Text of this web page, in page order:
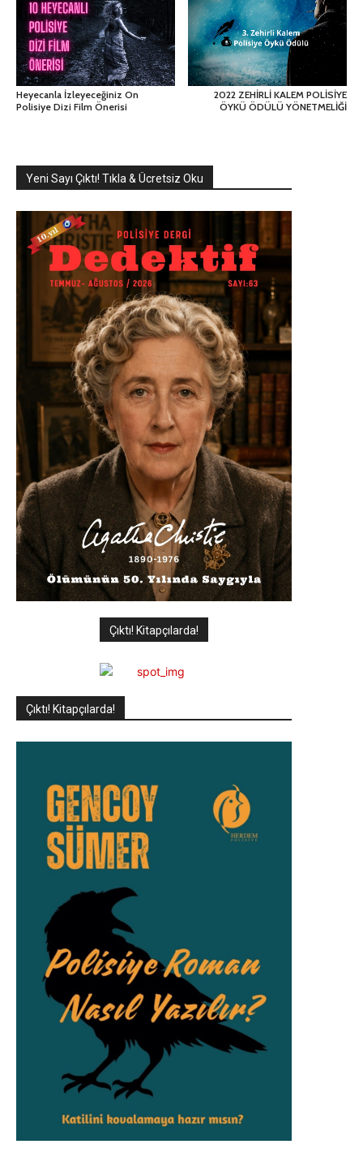
Heyecanla İzleyeceğiniz On
Polisiye Dizi Film Önerisi
2022 ZEHİRLİ KALEM POLİSİYE
ÖYKÜ ÖDÜLÜ YÖNETMELİĞİ
Yeni Sayı Çıktı! Tıkla & Ücretsiz Oku
Çıktı! Kitapçılarda!
Çıktı! Kitapçılarda!